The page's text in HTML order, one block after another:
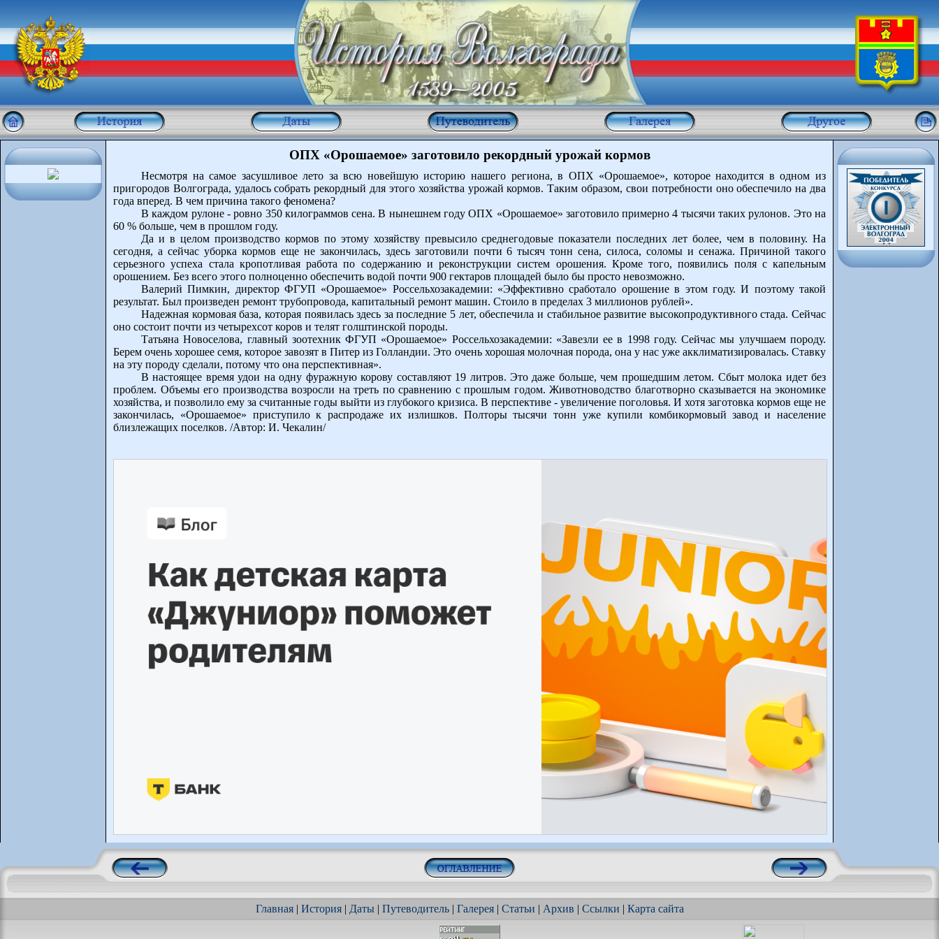
ОПХ «Орошаемое» заготовило рекордный урожай кормов
Несмотря на самое засушливое лето за всю новейшую историю нашего региона, в ОПХ «Орошаемое», которое находится в одном из
пригородов Волгограда, удалось собрать рекордный для этого хозяйства урожай кормов. Таким образом, свои потребности оно обеспечило на два
года вперед. В чем причина такого феномена?
В каждом рулоне - ровно 350 килограммов сена. В нынешнем году ОПХ «Орошаемое» заготовило примерно 4 тысячи таких рулонов. Это на
60 % больше, чем в прошлом году.
Да и в целом производство кормов по этому хозяйству превысило среднегодовые показатели последних лет более, чем в половину. На
сегодня, а сейчас уборка кормов еще не закончилась, здесь заготовили почти 6 тысяч тонн сена, силоса, соломы и сенажа. Причиной такого
серьезного успеха стала кропотливая работа по содержанию и реконструкции систем орошения. Кроме того, появились поля с капельным
орошением. Без всего этого полноценно обеспечить водой почти 900 гектаров площадей было бы просто невозможно.
Валерий Пимкин, директор ФГУП «Орошаемое» Россельхозакадемии: «Эффективно сработало орошение в этом году. И поэтому такой
результат. Был произведен ремонт трубопровода, капитальный ремонт машин. Стоило в пределах 3 миллионов рублей».
Надежная кормовая база, которая появилась здесь за последние 5 лет, обеспечила и стабильное развитие высокопродуктивного стада. Сейчас
оно состоит почти из четырехсот коров и телят голштинской породы.
Татьяна Новоселова, главный зоотехник ФГУП «Орошаемое» Россельхозакадемии: «Завезли ее в 1998 году. Сейчас мы улучшаем породу.
Берем очень хорошее семя, которое завозят в Питер из Голландии. Это очень хорошая молочная порода, она у нас уже акклиматизировалась. Ставку
на эту породу сделали, потому что она перспективная».
В настоящее время удои на одну фуражную корову составляют 19 литров. Это даже больше, чем прошедшим летом. Сбыт молока идет без
проблем. Объемы его производства возросли на треть по сравнению с прошлым годом. Животноводство благотворно сказывается на экономике
хозяйства, и позволило ему за считанные годы выйти из глубокого кризиса. В перспективе - увеличение поголовья. И хотя заготовка кормов еще не
закончилась, «Орошаемое» приступило к распродаже их излишков. Полторы тысячи тонн уже купили комбикормовый завод и население
близлежащих поселков. /Автор: И. Чекалин/
Главная| История| Даты| Путеводитель| Галерея| Статьи | Архив | Ссылки | Карта сайта